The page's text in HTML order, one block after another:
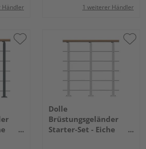
Händler 1 weiterer Händler
Dolle
Brüstungsgeländer
Starter-Set - Eiche